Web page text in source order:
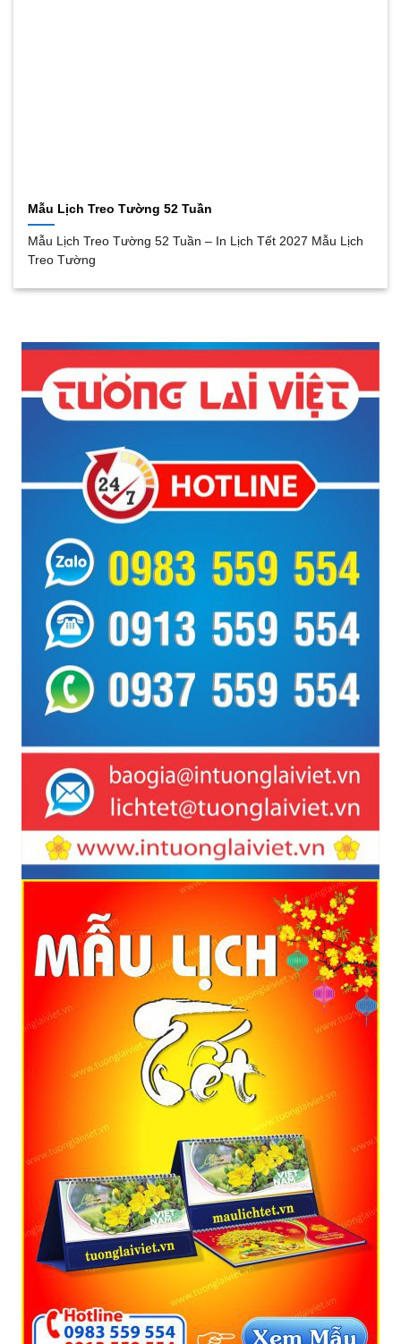
Mẫu Lịch Treo Tường 52 Tuần
Mẫu Lịch Treo Tường 52 Tuần – In Lịch Tết 2027 Mẫu Lịch
Treo Tường